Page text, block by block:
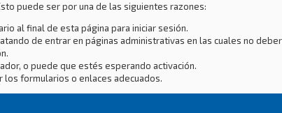
puede ser por una de las siguientes razones:
al final de esta página para iniciar sesión.
de entrar en páginas administrativas en las cuales no
o puede que estés esperando activación.
los formularios o enlaces adecuados.